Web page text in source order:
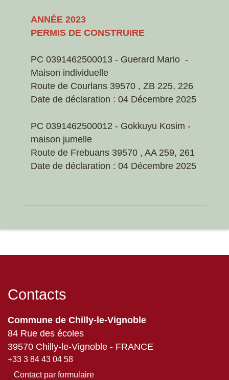
ANNÉE 2023
PERMIS DE CONSTRUIRE
PC 0391462500013 - Guerard Mario -
Maison individuelle
Route de Courlans 39570 , ZB 225, 226
Date de déclaration : 04 Décembre 2025
PC 0391462500012 - Gokkuyu Kosim -
maison jumelle
Route de Frebuans 39570 , AA 259, 261
Date de déclaration : 04 Décembre 2025
Contacts
Commune de Chilly-le-Vignoble
84 Rue des écoles
39570 Chilly-le-Vignoble - FRANCE
+33 3 84 43 04 58
Contact par formulaire